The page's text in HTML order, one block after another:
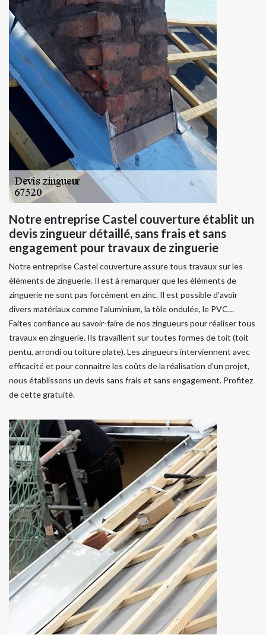
Notre entreprise Castel couverture établit un
devis zingueur détaillé, sans frais et sans
engagement pour travaux de zinguerie
Notre entreprise Castel couverture assure tous travaux sur les
éléments de zinguerie. Il est à remarquer que les éléments de
zinguerie ne sont pas forcément en zinc. Il est possible d’avoir
divers matériaux comme l’aluminium, la tôle ondulée, le PVC…
Faites confiance au savoir-faire de nos zingueurs pour réaliser tous
travaux en zinguerie. Ils travaillent sur toutes formes de toit (toit
pentu, arrondi ou toiture plate). Les zingueurs interviennent avec
efficacité et pour connaitre les coûts de la réalisation d’un projet,
nous établissons un devis sans frais et sans engagement. Profitez
de cette gratuité.